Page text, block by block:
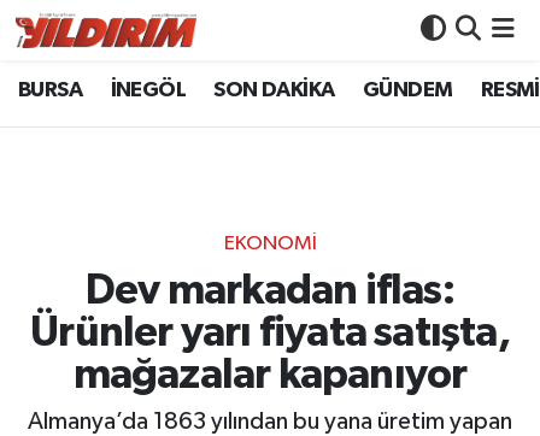
BURSA İNEGÖL SON DAKİKA GÜNDEM
EKONOMİ
Dev markadan iflas:
Ürünler yarı fiyata satışta,
mağazalar kapanıyor
Almanya’da 1863 yılından bu yana üretim yapan
BURSA
GÜNDEM
RESMİ İLANLAR
KÖŞE YAZILARI
Bursa Nöbetçi Eczaneler
Bursa Trafik Yoğunluk Haritası
Süper Lig Puan Durumu ve Fikstür
Tüm Manşetler